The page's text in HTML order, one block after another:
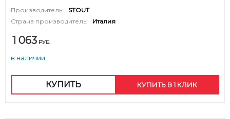
Производитель:
STOUT
Страна производитель:
Италия
1 063 РУБ.
в наличии
КУПИТЬ КУПИТЬ В 1 КЛИК